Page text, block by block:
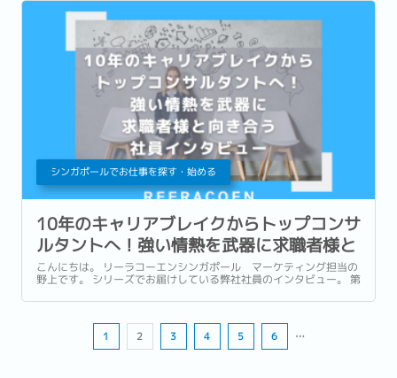
シンガポールでお仕事を探す・始める
10年のキャリアブレイクからトップコンサ
ルタントへ！強い情熱を武器に求職者様と
向き合う社員インタビュー
こんにちは。 リーラコーエンシンガポール マーケティング担当の
野上です。 シリーズでお届けしている弊社社員のインタビュー。 第
し、現在はマネジメントコンサルタントとして活躍するChen...
1 2 3 4 5 6 …